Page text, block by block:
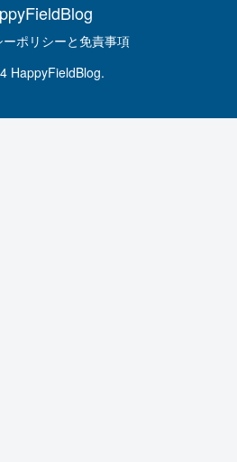
ポリシーと免責事項
HappyFieldBlog.